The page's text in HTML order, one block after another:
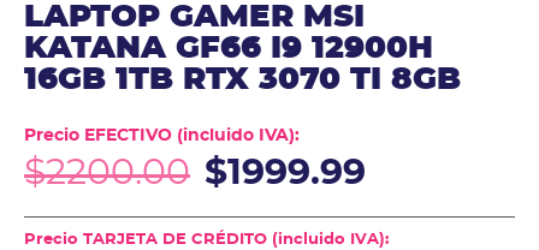
LAPTOP GAMER MSI
KATANA GF66 I9 12900H
16GB 1TB RTX 3070 TI 8GB
Precio EFECTIVO (incluido IVA):
$2200.00 $1999.99
Precio TARJETA DE CRÉDITO (incluido IVA):